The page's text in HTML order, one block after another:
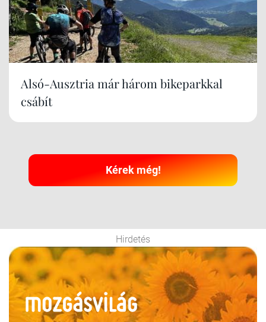
Alsó-Ausztria már három bikeparkkal
csábít
Kérek még!
Hirdetés